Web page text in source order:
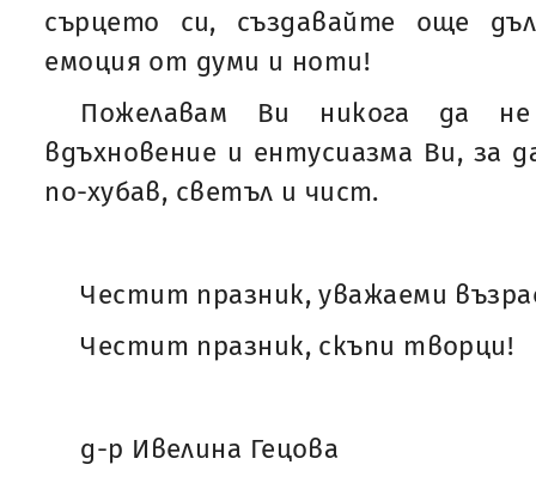
сърцето си, създавайте още
емоция от думи и ноти!
Пожелавам Ви никога да
вдъхновение и ентусиазма Ви, за
по-хубав, светъл и чист.
Честит празник, уважаеми
Честит празник, скъпи творци!
д-р Ивелина Гецова